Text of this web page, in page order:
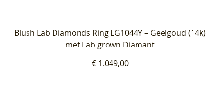
Blush Lab Diamonds Ring LG1044Y – Geelgoud (14k)
met Lab grown Diamant
Prijs
€ 1.049,00